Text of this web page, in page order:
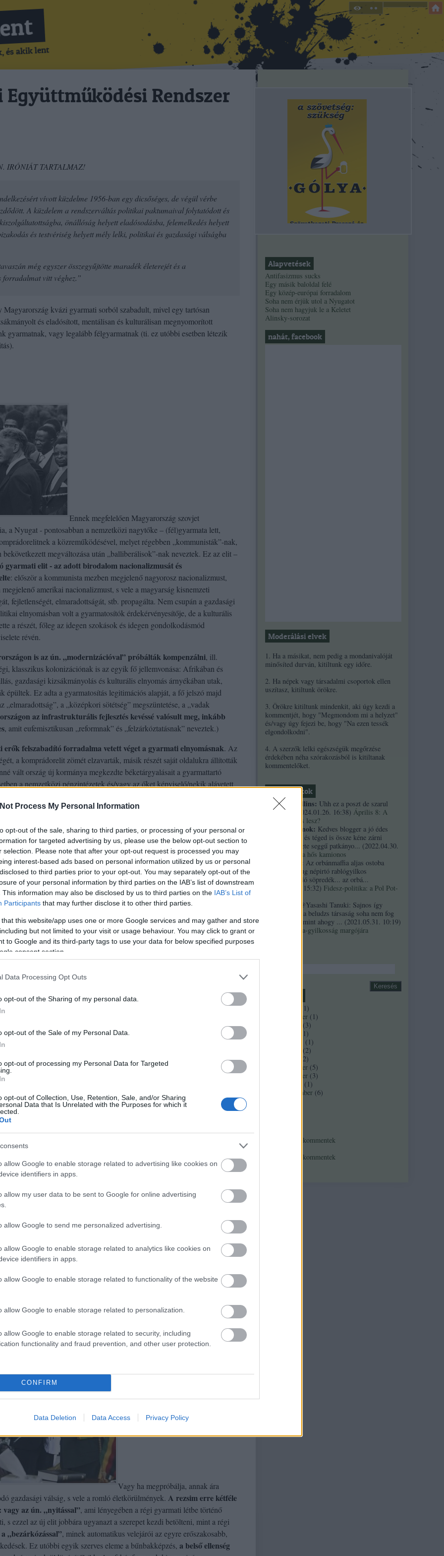
Process My Personal Information
opt-out of the sale, sharing to third parties, or processing of your personal or
for targeted advertising by us, please use the below opt-out section to
selection. Please note that after your opt-out request is processed you may
interest-based ads based on personal information utilized by us or personal
to third parties prior to your opt-out. You may separately opt-out of the
of your personal information by third parties on the IAB’s list of downstream
This information may also be disclosed by us to third parties on the IAB’s List of
Participants that may further disclose it to other third parties.
that this website/app uses one or more Google services and may gather and store
but not limited to your visit or usage behaviour. You may click to grant or
to Google and its third-party tags to use your data for below specified purposes
consent section.
Data Processing Opt Outs
opt-out of the Sharing of my personal data.
opt-out of the Sale of my Personal Data.
opt-out of processing my Personal Data for Targeted
opt-out of Collection, Use, Retention, Sale, and/or Sharing
Data that Is Unrelated with the Purposes for which it
allow Google to enable storage related to advertising like cookies on
identifiers in apps.
allow my user data to be sent to Google for online advertising
allow Google to send me personalized advertising.
allow Google to enable storage related to analytics like cookies on
identifiers in apps.
allow Google to enable storage related to functionality of the website
allow Google to enable storage related to personalization.
allow Google to enable storage related to security, including
functionality and fraud prevention, and other user protection.
CONFIRM
Data Deletion Data Access Privacy Policy
és akik lent
Együttműködési Rendszer
IRÓNIÁT TARTALMAZ!
vívott küzdelme 1956-ban egy dicsőséges, de végül vérbe
A küzdelem a rendszerváltás politikai paktumaival folytatódott és
önállóság helyett eladósodásba, felemelkedés helyett
és testvériség helyett mély lelki, politikai és gazdasági válságba
még egyszer összegyűjtötte maradék életerejét és a
forradalmat vitt véghez.”
kvázi gyarmati sorból szabadult, mivel egy tartósan
és eladósított, mentálisan és kulturálisan megnyomorított
gyarmatnak, vagy legalább félgyarmatnak (ti. ez utóbbi esetben létezik
Ennek megfelelően Magyarország szovjet
a Nyugat - pontosabban a nemzetközi nagytőke – (fél)gyarmata lett,
a közreműködésével, melyet régebben „kommunisták”-nak,
bekövetkezett megváltozása után „balliberálisok”-nak neveztek. Ez az elit –
gyarmati elit - az adott birodalom nacionalizmusát és
: először a kommunista mezben megjelenő nagyorosz nacionalizmust,
amerikai nacionalizmust, s vele a magyarság kisnemzeti
fejletlenségét, elmaradottságát, stb. propagálta. Nem csupán a gazdasági
elnyomásban volt a gyarmatosítók érdekérvényesítője, de a kulturális
a részét, főleg az idegen szokások és idegen gondolkodásmód
révén.
is az ún. „modernizációval” próbálták kompenzálni, ill.
klasszikus kolonizációnak is az egyik fő jellemvonása: Afrikában és
gazdasági kizsákmányolás és kulturális elnyomás árnyékában utak,
épültek. Ez adta a gyarmatosítás legitimációs alapját, a fő jelszó majd
„elmaradottság”, a „középkori sötétség” megszüntetése, a „vadak
az infrastrukturális fejlesztés kevéssé valósult meg, inkább
, amit eufemisztikusan „reformnak” és „felzárkóztatásnak” neveztek.)
erők felszabadító forradalma vetett véget a gyarmati elnyomásnak. Az
a komprádorelit zömét elzavarták, másik részét saját oldalukra állították
vált ország új kormánya megkezdte béketárgyalásait a gyarmattartó
a nemzetközi pénzintézetek és/vagy az őket képviselő/nekik alávetett
Nos, ehhez ad útmutatást a történelem.
Algéria, Líbia, India, Pakisztán, Zimbabwe, stb., vagyis számos arab,
fekete-afrikai ország újkori történelme.
gyarmatokonáltalában nacionalista jellegű szocialista-kommunista
kommunista jellegű nacionalista diktatúrák és tekintélyelvű
fő ideológiai alapvetése az „egység” és a „népakarat” volt. A
szerepet játszó garnitúra vagy
az ország örökös vezetője, hol mérsékeltebb, hol szélsőségesebb
elnököt utóbb persze több országban (véres vagy vértelen) puccsal
riválisa, aki általában saját régi embere.
személyi kultuszának legfőbb ideológiai fundamentuma, hogy
elvtársainak köszönhető az ország függetlensége, miáltal is a zseniális,
érdemek méltán jogosulttá teszik őt és a pártot arra, hogy az egész
„nemzeti egységet”) kizárólagosan képviseljék. Fontos ideológiai
a nemzet régebbi szabadságküzdelmei is, minthogy ezek a jelenlegi
felszabadító harc előképeiként, s ezzel a történelmi (jog)folytonosság
függetlenül azok történelmi valóságától.
való felszabadulás részben látszat, minthogy a nemzetközi pénzhatalom
gyarmatosító az országot továbbra is gazdasági függésben tartja,
kivívó ország nem képes ellenállni a neokolonializmus rafinált
Vagy ha megpróbálja, annak ára
gazdasági válság, s vele a romló életkörülmények. A rezsim erre kétféle
az ún. „nyitással”, ami lényegében a régi gyarmati létbe történő
s ezzel az új elit jobbára ugyanazt a szerepet kezdi betölteni, mint a régi
„bezárkózással”, minek automatikus velejárói az egyre erőszakosabb,
Ez utóbbi egyik szerves eleme a bűnbakképzés, a belső ellenség
Alapvetések
Antifasizmus sucks
Egy másik baloldal felé
Egy közép-európai forradalom
Soha nem érjük utol a Nyugatot
Soha nem hagyjuk le a Keletet
Alinsky-sorozat
nahát, facebook
Moderálási elvek
1. Ha a másikat, nem pedig a mondanivalóját
minősíted durván, kitiltunk egy időre.
2. Ha népek vagy társadalmi csoportok ellen
uszítasz, kitiltunk örökre.
3. Örökre kitiltunk mindenkit, aki úgy kezdi a
kommentjét, hogy "Megmondom mi a helyzet"
és/vagy úgy fejezi be, hogy "Na ezen tessék
elgondolkodni".
4. A szerzők lelki egészségük megőrzése
érdekében néha szórakozásból is kitiltanak
kommentelőket.
Friss topikok
necrophil collins: Uhh ez a poszt de szarul
öregedett.
2024.01.26. 16:38) Április 8: A
többség kevés lesz?
Custertábornok: Kedves blogger a jó édes
kurvaanyádat és téged is össze kéne zárni
ezekkel a fekete seggű patkányo... (2022.04.30.
Árpi, a hős kamionos
kiskutyauto: Az orbánmaffia aljas ostoba
arrogáns hazug népirtó rablógyilkos
országromboló söpredék... az orbá...
2021.10.19. 15:32) Fidesz-politika: a Pol Pot-
@Yasashi Tanuki: Sajnos így
valahogy. Ez a beludzs társaság soha nem fog
integrálódni, mint ahogy ... (2021.05.31. 10:19)
A Bándy Kata-gyilkosság margójára
1 )
2017 november ( 1 )
(3)
1 )
( 1 )
(2)
2)
2015 december (5)
2015 november (3)
( 1 )
2015 szeptember (6)
kommentek
kommentek